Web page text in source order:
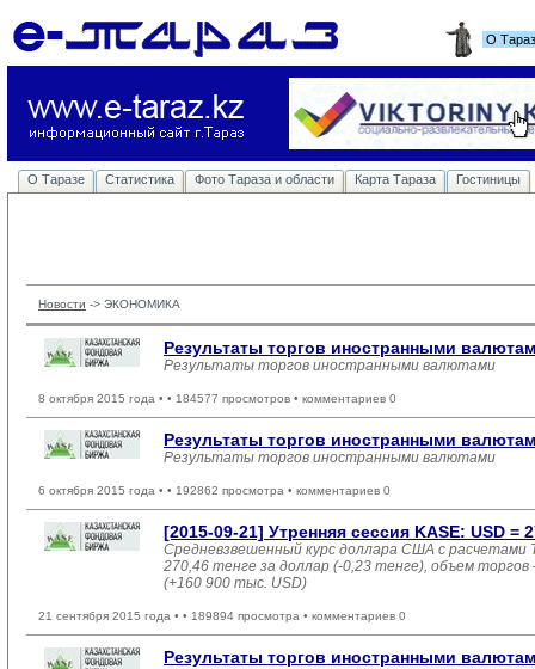
О
О Таразе Статистика Фото Тараза и области Карта Тараза Гостиницы
Новости -> ЭКОНОМИКА
Результаты торгов иностранными
Результаты торгов иностранными валютами
8 октября 2015 года • • 184577 просмотров • комментариев 0
Результаты торгов иностранными
Результаты торгов иностранными валютами
6 октября 2015 года • • 192862 просмотра • комментариев 0
[2015-09-21] Утренняя сессия KASE: USD =
Средневзвешенный курс доллара США с расчетами
270,46 тенге за доллар (-0,23 тенге), объем
(+160 900 тыс. USD)
21 сентября 2015 года • • 189894 просмотра • комментариев 0
Результаты торгов иностранными